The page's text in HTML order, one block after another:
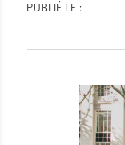
PUBLIÉ LE :